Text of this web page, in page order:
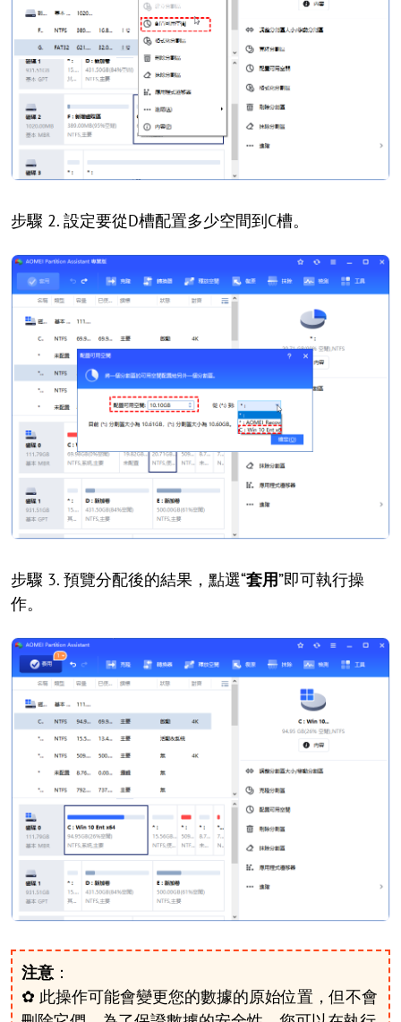
步驟 2. 設定要從D槽配置多少空間到C槽。
步驟 3. 預覽分配後的結果，點選“套用”即可執行操
作。
注意 ：
✿ 此操作可能會變更您的數據的原始位置，但不會